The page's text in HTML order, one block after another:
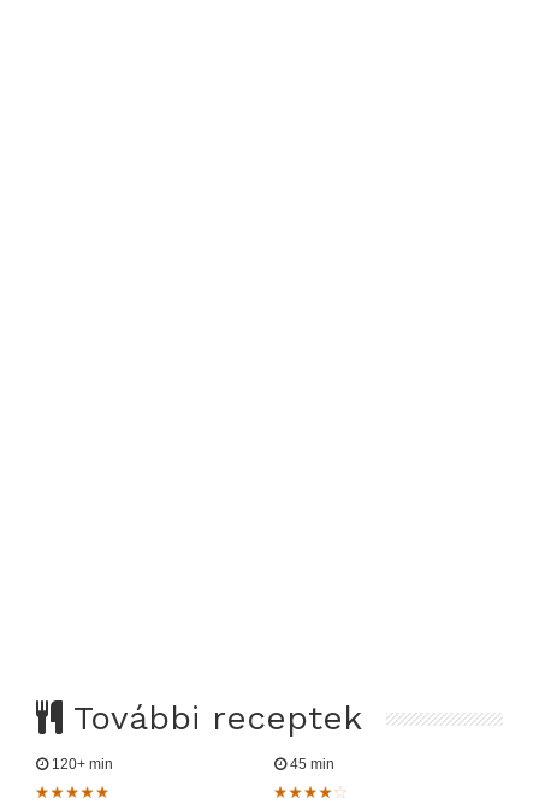
További receptek
120+ min 45 min